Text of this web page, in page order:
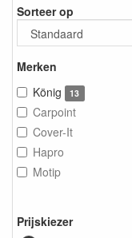
Sorteer op
Merken
König
13
Carpoint
Cover-It
Hapro
Motip
Prijskiezer